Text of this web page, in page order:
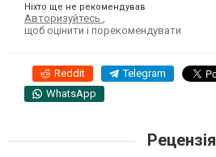
Ніхто ще не рекомендував
Авторизуйтесь
щоб оцінити і порекомендувати
Reddit Telegram
WhatsApp
Рецензія